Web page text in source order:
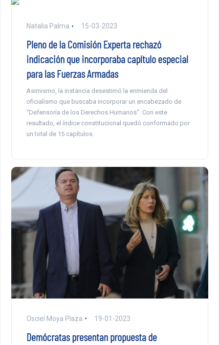
Natalia Palma 15-03-2023
Pleno de la Comisión Experta rechazó
indicación que incorporaba capítulo especial
para las Fuerzas Armadas
Asimismo, la instancia desestimó la enmienda del
oficialismo que buscaba incorporar un encabezado de
“Defensoría de los Derechos Humanos”. Con este
resultado, el índice constitucional quedó conformado por
un total de 15 capítulos.
Osciel Moya Plaza 19-01-2023
Demócratas presentan propuesta de